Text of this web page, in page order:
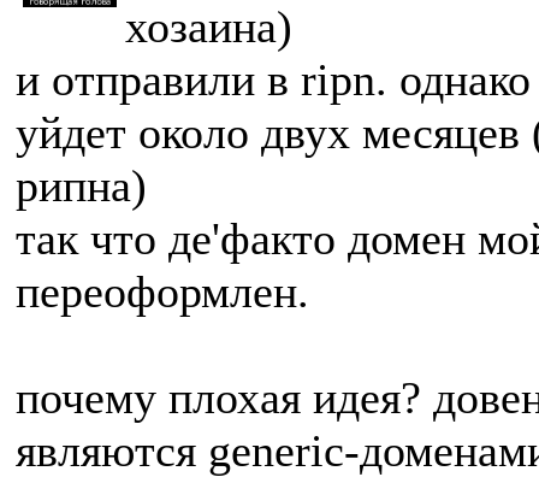
хозаина)
и отправили в ripn.
уйдет около двух
рипна)
так что де'факто домен
переоформлен.
почему плохая идея?
являются generic-